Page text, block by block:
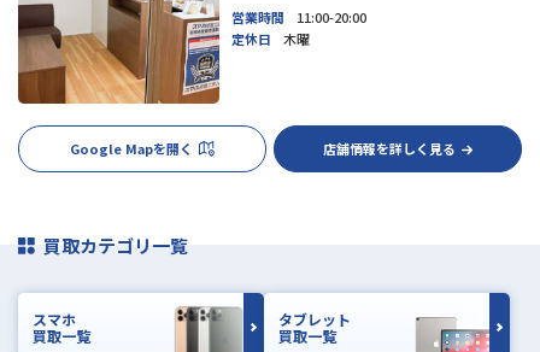
営業時間
11:00-20:00
定休日
木曜
Google Mapを開く 店舗情報を詳しく見る
買取カテゴリ一覧
スマホ
買取一覧
タブレット
買取一覧